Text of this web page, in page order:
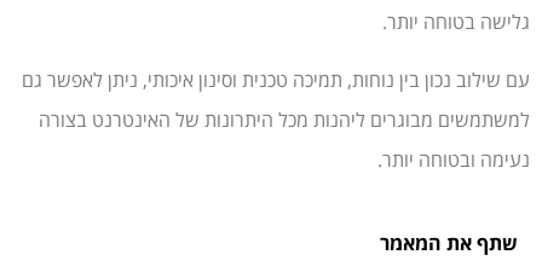
גלישה בטוחה יותר.
עם שילוב נכון בין נוחות, תמיכה טכנית וסינון איכותי, ניתן לאפשר גם
למשתמשים מבוגרים ליהנות מכל היתרונות של האינטרנט בצורה
נעימה ובטוחה יותר.
שתף את המאמר